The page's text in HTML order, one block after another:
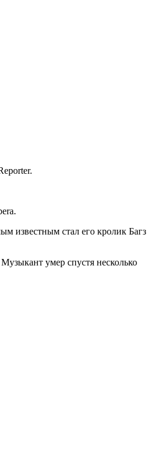
известным стал его кролик Багз
умер спустя несколько